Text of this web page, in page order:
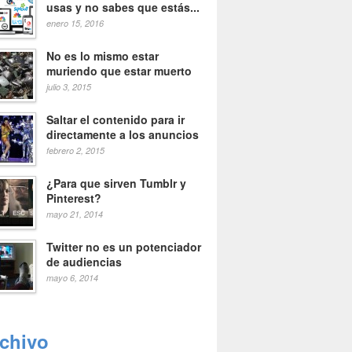
usas y no sabes que estás...
enero 15, 2016
No es lo mismo estar
muriendo que estar muerto
julio 3, 2015
Saltar el contenido para ir
directamente a los anuncios
febrero 2, 2015
¿Para que sirven Tumblr y
Pinterest?
mayo 21, 2014
Twitter no es un potenciador
de audiencias
mayo 6, 2014